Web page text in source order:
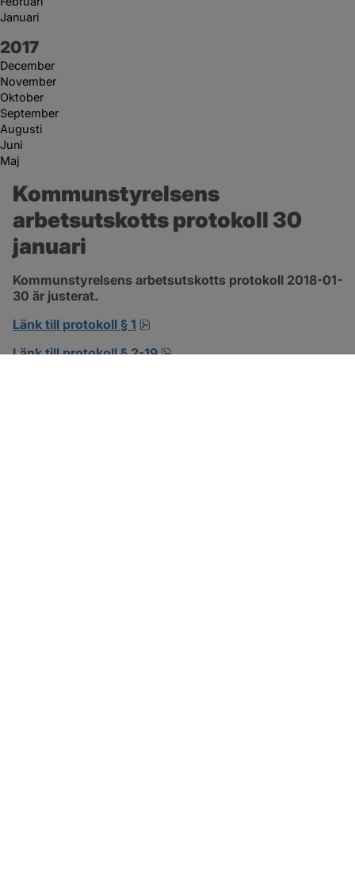
Januari
År:
2017
December
November
Oktober
September
Augusti
Juni
Maj
Kommunstyrelsens
arbetsutskotts protokoll 30
januari
Kommunstyrelsens arbetsutskotts protokoll 2018-01-
30 är justerat.
Länk till protokoll § 1
Länk till protokoll § 2-19
pdf, 302.8 kB, öppnas i nytt